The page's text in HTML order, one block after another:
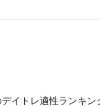
イトレ適性ランキン